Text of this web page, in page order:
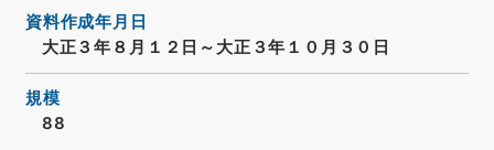
資料作成年月日
大正３年８月１２日～大正３年１０月３０日
規模
88